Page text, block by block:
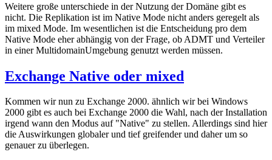
Weitere große unterschiede in der Nutzung der Domäne gibt es
nicht. Die Replikation ist im Native Mode nicht anders geregelt als
im mixed Mode. Im wesentlichen ist die Entscheidung pro dem
Native Mode eher abhängig von der Frage, ob ADMT und Verteiler
in einer MultidomainUmgebung genutzt werden müssen.
Exchange Native oder mixed
Kommen wir nun zu Exchange 2000. ähnlich wir bei Windows
2000 gibt es auch bei Exchange 2000 die Wahl, nach der Installation
irgend wann den Modus auf "Native" zu stellen. Allerdings sind hier
die Auswirkungen globaler und tief greifender und daher um so
genauer zu überlegen.